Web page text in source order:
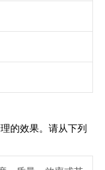
的效果。请从下列